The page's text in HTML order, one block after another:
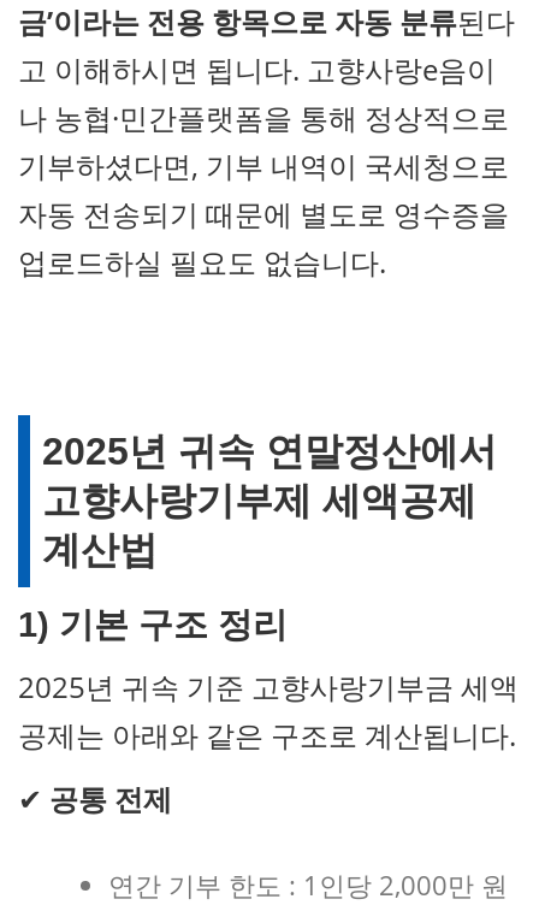
금’이라는 전용 항목으로 자동 분류된다
고 이해하시면 됩니다. 고향사랑e음이
나 농협·민간플랫폼을 통해 정상적으로
기부하셨다면, 기부 내역이 국세청으로
자동 전송되기 때문에 별도로 영수증을
업로드하실 필요도 없습니다.
2025년 귀속 연말정산에서
고향사랑기부제 세액공제
계산법
1) 기본 구조 정리
2025년 귀속 기준 고향사랑기부금 세액
공제는 아래와 같은 구조로 계산됩니다.
✔ 공통 전제
연간 기부 한도 : 1인당 2,000만 원